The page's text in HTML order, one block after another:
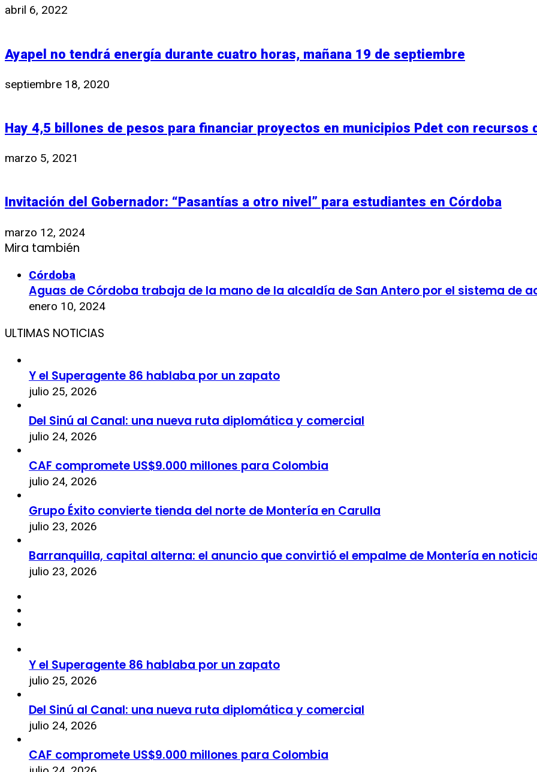
abril 6, 2022
Ayapel no tendrá energía durante cuatro horas, mañana 19 de septiembre
septiembre 18, 2020
Hay 4,5 billones de pesos para financiar proyectos en municipios Pdet con recursos
marzo 5, 2021
Invitación del Gobernador: “Pasantías a otro nivel” para estudiantes en Córdoba
marzo 12, 2024
Mira también
Córdoba
Aguas de Córdoba trabaja de la mano de la alcaldía de San Antero por el sistema de
enero 10, 2024
ULTIMAS NOTICIAS
Y el Superagente 86 hablaba por un zapato
julio 25, 2026
Del Sinú al Canal: una nueva ruta diplomática y comercial
julio 24, 2026
CAF compromete US$9.000 millones para Colombia
julio 24, 2026
Grupo Éxito convierte tienda del norte de Montería en Carulla
julio 23, 2026
Barranquilla, capital alterna: el anuncio que convirtió el empalme de Montería en
julio 23, 2026
Y el Superagente 86 hablaba por un zapato
julio 25, 2026
Del Sinú al Canal: una nueva ruta diplomática y comercial
julio 24, 2026
CAF compromete US$9.000 millones para Colombia